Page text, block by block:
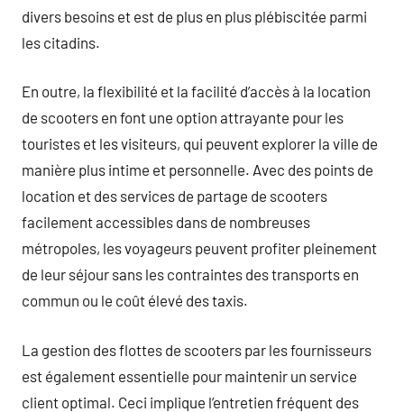
divers besoins et est de plus en plus plébiscitée parmi
les citadins.
En outre, la flexibilité et la facilité d’accès à la location
de scooters en font une option attrayante pour les
touristes et les visiteurs, qui peuvent explorer la ville de
manière plus intime et personnelle. Avec des points de
location et des services de partage de scooters
facilement accessibles dans de nombreuses
métropoles, les voyageurs peuvent profiter pleinement
de leur séjour sans les contraintes des transports en
commun ou le coût élevé des taxis.
La gestion des flottes de scooters par les fournisseurs
est également essentielle pour maintenir un service
client optimal. Ceci implique l’entretien fréquent des